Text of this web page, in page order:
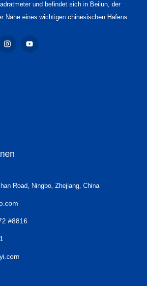
und befindet sich in Beilun, der
Nähe eines wichtigen chinesischen Hafens.
Road, Ningbo, Zhejiang, China
#8816